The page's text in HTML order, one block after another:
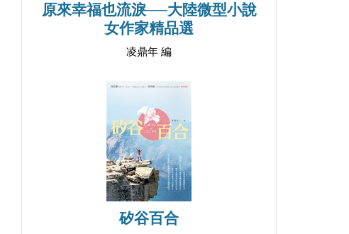
原來幸福也流淚──大陸微型小說
女作家精品選
凌鼎年 編
矽谷百合